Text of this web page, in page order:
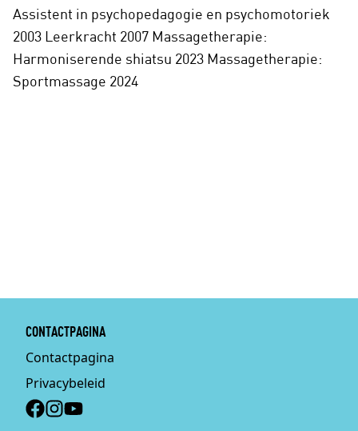
Assistent in psychopedagogie en psychomotoriek
2003 Leerkracht 2007 Massagetherapie:
Harmoniserende shiatsu 2023 Massagetherapie:
Sportmassage 2024
CONTACTPAGINA
Contactpagina
Privacybeleid
Social